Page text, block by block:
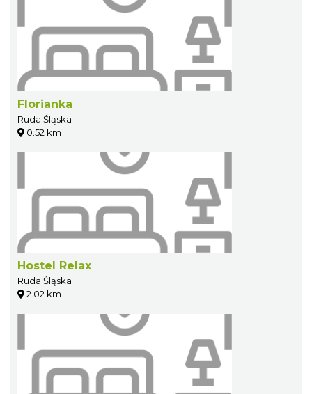
Florianka
Ruda Śląska
0.52 km
Hostel Relax
Ruda Śląska
2.02 km